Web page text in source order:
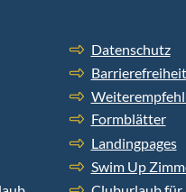
Datenschutz
Barrierefreiheit
Formblätter
Landingpages
Swim Up